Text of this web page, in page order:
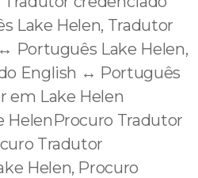
Lake Helen, Tradutor
Português Lake Helen,
English ↔️ Português
em Lake Helen
HelenProcuro Tradutor
Tradutor
Helen, Procuro